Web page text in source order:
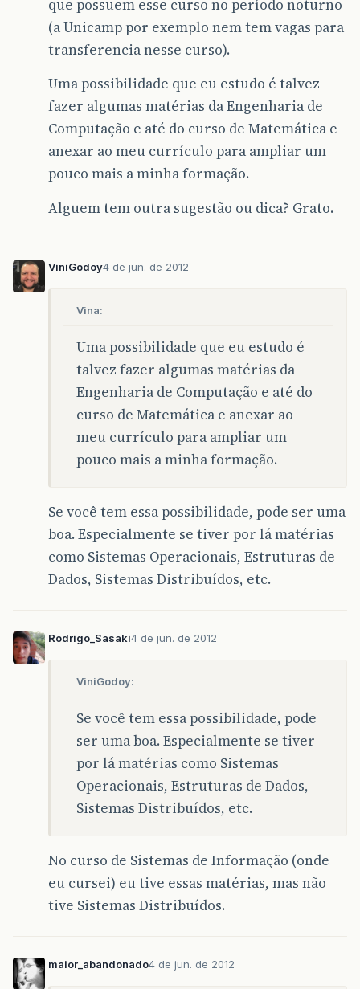
que possuem esse curso no período noturno
(a Unicamp por exemplo nem tem vagas para
transferencia nesse curso).
Uma possibilidade que eu estudo é talvez
fazer algumas matérias da Engenharia de
Computação e até do curso de Matemática e
anexar ao meu currículo para ampliar um
pouco mais a minha formação.
Alguem tem outra sugestão ou dica? Grato.
ViniGodoy4 de jun. de 2012
Vina:
Uma possibilidade que eu estudo é
talvez fazer algumas matérias da
Engenharia de Computação e até do
curso de Matemática e anexar ao
meu currículo para ampliar um
pouco mais a minha formação.
Se você tem essa possibilidade, pode ser uma
boa. Especialmente se tiver por lá matérias
como Sistemas Operacionais, Estruturas de
Dados, Sistemas Distribuídos, etc.
Rodrigo_Sasaki4 de jun. de 2012
ViniGodoy:
Se você tem essa possibilidade, pode
ser uma boa. Especialmente se tiver
por lá matérias como Sistemas
Operacionais, Estruturas de Dados,
Sistemas Distribuídos, etc.
No curso de Sistemas de Informação (onde
eu cursei) eu tive essas matérias, mas não
tive Sistemas Distribuídos.
maior_abandonado4 de jun. de 2012